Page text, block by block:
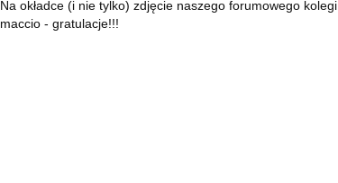
Na okładce (i nie tylko) zdjęcie naszego forumowego kolegi
maccio - gratulacje!!!